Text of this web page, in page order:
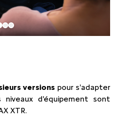
versions pour s'adapter
d'équipement sont
XTR.